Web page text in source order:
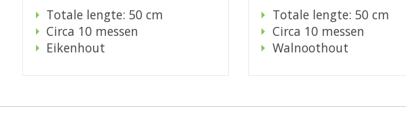
Totale lengte: 50 cm
Circa 10 messen
Eikenhout
Totale lengte: 50 cm
Circa 10 messen
Walnoothout